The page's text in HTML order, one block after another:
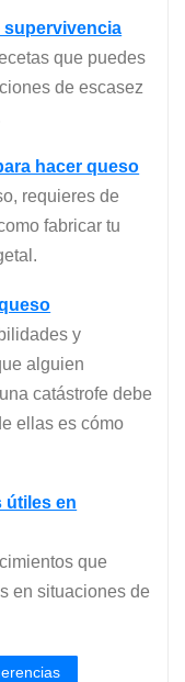
supervivencia
que puedes
de escasez
hacer queso
requieres de
fabricar tu
y
alguien
catástrofe debe
ellas es cómo
útiles en
que
en situaciones de